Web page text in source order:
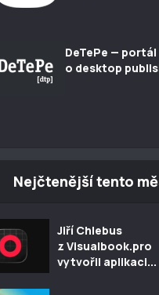
DeTePe — portál
o desktop
Nejčtenější tento
Jiří Chlebus
z Visualbook.pro
vytvořil aplikaci...